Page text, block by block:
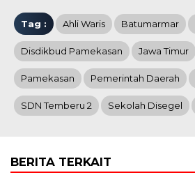
Tag : Ahli Waris Batumarmar
Disdikbud Pamekasan Jawa Timur
Pamekasan Pemerintah Daerah
SDN Temberu 2 Sekolah Disegel
BERITA TERKAIT